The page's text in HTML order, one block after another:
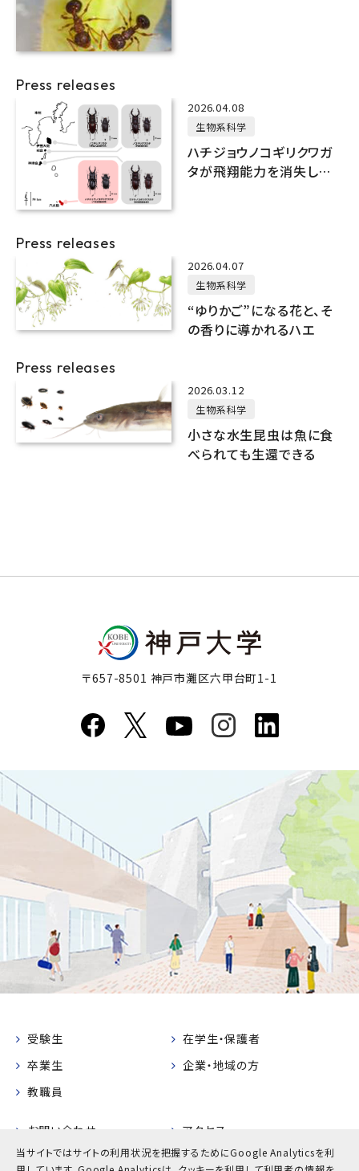
当サイトではサイトの利用状況を把握するためにGoogle Analyticsを利
Press releases
2026.04.08
生物系科学
ハチジョウノコギリクワガ
タが飛翔能力を消失した
Press releases
2026.04.07
生物系科学
“ゆりかご”になる花と、そ
の香りに導かれるハエ
Press releases
2026.03.12
生物系科学
小さな水生昆虫は魚に食
べられても生還できる
〒657-8501 神戸市灘区六甲台町1-1
受験生
在学生・保護者
卒業生
企業・地域の方
教職員
お問い合わせ
アクセス
採用情報
公式SNS一覧